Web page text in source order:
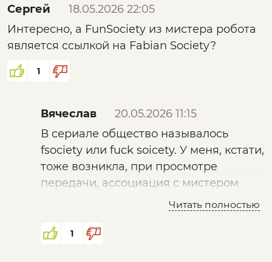
Сергей
18.05.2026 22:05
Интересно, а FunSociety из мистера робота
является ссылкой на Fabian Society?
1
Вячеслав
20.05.2026 11:15
В сериале общество называлось
fsociety или fuck soicety. У меня, кстати,
тоже возникла, при просмотре
передачи, ассоциация с мистером
Читать полностью
1